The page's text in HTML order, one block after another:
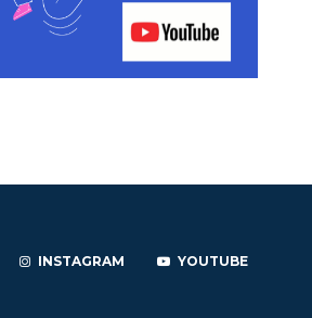
INSTAGRAM YOUTUBE